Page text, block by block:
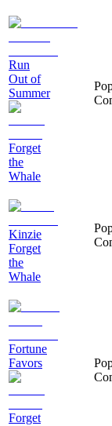
Run
Out of
Summer
Forget
the
Whale
Kinzie
Forget
the
Whale
Fortune
Favors
Forget